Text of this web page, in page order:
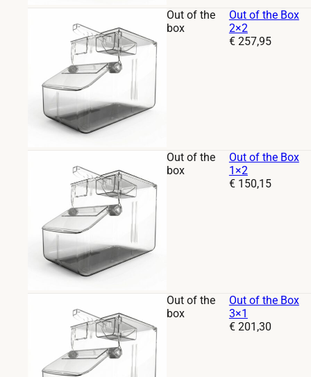
Out of the
box
Out of the Box
2×2
Prijs:
€257,95
Out of the
box
Out of the Box
1×2
Prijs:
€150,15
Out of the
box
Out of the Box
3×1
Prijs:
€201,30